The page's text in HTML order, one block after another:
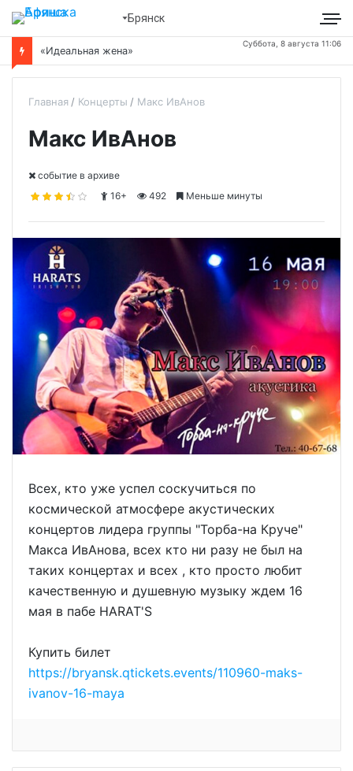
Брянск
«Идеальная жена»
Суббота, 8 августа 11:06
Главная Концерты Макс ИвАнов
Макс ИвАнов
cобытие в архиве
16+
492 Меньше минуты
Всех, кто уже успел соскучиться по
космической атмосфере акустических
концертов лидера группы "Торба-на Круче"
Макса ИвАнова, всех кто ни разу не был на
таких концертах и всех , кто просто любит
качественную и душевную музыку ждем 16
мая в пабе HARAT'S
Купить билет
https://bryansk.qtickets.events/110960-maks-
ivanov-16-maya